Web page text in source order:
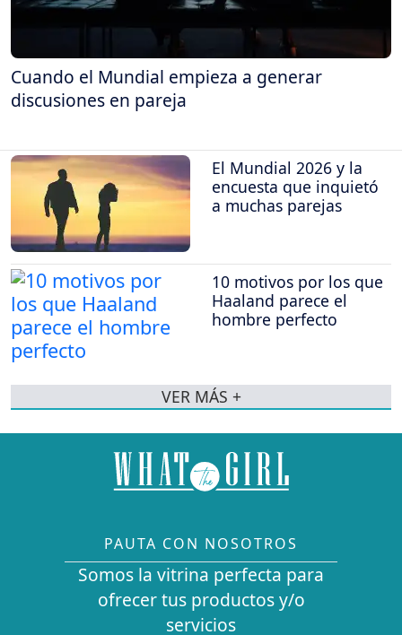
Cuando el Mundial empieza a generar
discusiones en pareja
El Mundial 2026 y la
encuesta que inquietó
a muchas parejas
10 motivos por los que
Haaland parece el
hombre perfecto
VER MÁS +
PAUTA CON NOSOTROS
Somos la vitrina perfecta para
ofrecer tus productos y/o
servicios